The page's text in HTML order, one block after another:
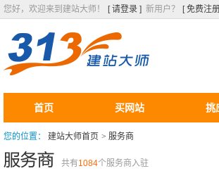
您好，欢迎来到建站大师！ [ 请登录 ] 新用户？ [ 免费注
首页 买网站 挑
您的位置： 建站大师首页 > 服务商
共有1084个服务商入驻